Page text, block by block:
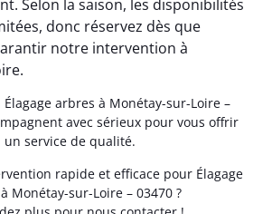
Selon la saison, les disponibilités
donc réservez dès que
notre intervention à
arbres à Monétay-sur-Loire –
avec sérieux pour vous offrir
un service de qualité.
rapide et efficace pour Élagage
Monétay-sur-Loire – 03470 ?